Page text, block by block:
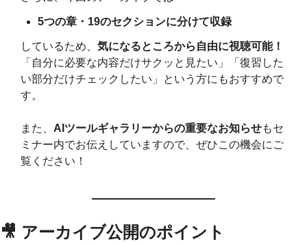
5つの章・19のセクションに分けて収録
しているため、 気になるところから自由に視聴可能！
「自分に必要な内容だけサクッと見たい」「復習した
い部分だけチェックしたい」という方にもおすすめで
す。
また、 AIツールギャラリーからの重要なお知らせもセ
ミナー内でお伝えしていますので、ぜひこの機会にご
覧ください！
🎥 アーカイブ公開のポイント